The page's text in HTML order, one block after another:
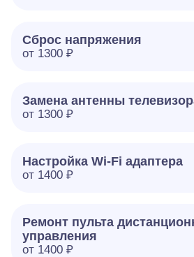
Сброс напряжения
от 1300 ₽
Замена антенны
от 1300 ₽
Настройка Wi-Fi адаптера
от 1400 ₽
Ремонт пульта
управления
от 1400 ₽